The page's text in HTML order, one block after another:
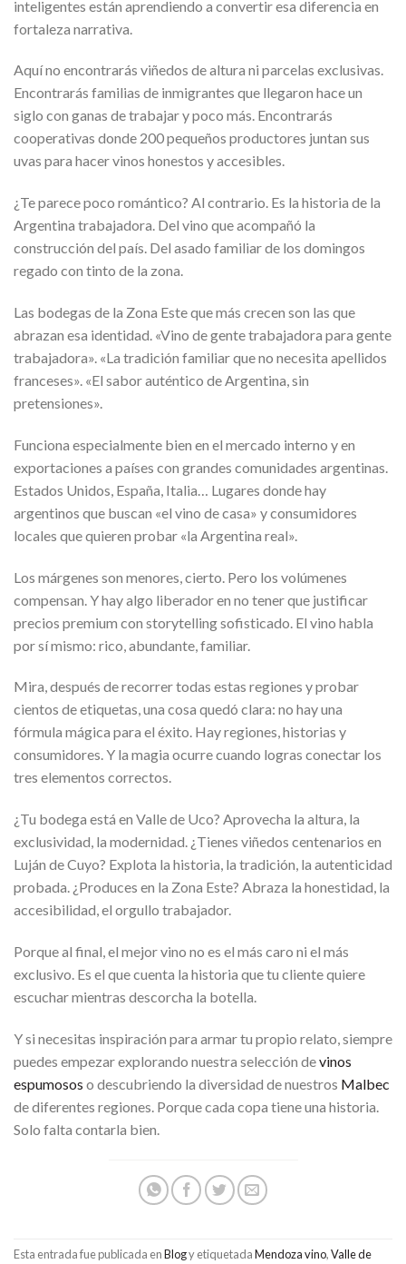
inteligentes están aprendiendo a convertir esa diferencia en
fortaleza narrativa.
Aquí no encontrarás viñedos de altura ni parcelas exclusivas.
Encontrarás familias de inmigrantes que llegaron hace un
siglo con ganas de trabajar y poco más. Encontrarás
cooperativas donde 200 pequeños productores juntan sus
uvas para hacer vinos honestos y accesibles.
¿Te parece poco romántico? Al contrario. Es la historia de la
Argentina trabajadora. Del vino que acompañó la
construcción del país. Del asado familiar de los domingos
regado con tinto de la zona.
Las bodegas de la Zona Este que más crecen son las que
abrazan esa identidad. «Vino de gente trabajadora para gente
trabajadora». «La tradición familiar que no necesita apellidos
franceses». «El sabor auténtico de Argentina, sin
pretensiones».
Funciona especialmente bien en el mercado interno y en
exportaciones a países con grandes comunidades argentinas.
Estados Unidos, España, Italia… Lugares donde hay
argentinos que buscan «el vino de casa» y consumidores
locales que quieren probar «la Argentina real».
Los márgenes son menores, cierto. Pero los volúmenes
compensan. Y hay algo liberador en no tener que justificar
precios premium con storytelling sofisticado. El vino habla
por sí mismo: rico, abundante, familiar.
Mira, después de recorrer todas estas regiones y probar
cientos de etiquetas, una cosa quedó clara: no hay una
fórmula mágica para el éxito. Hay regiones, historias y
consumidores. Y la magia ocurre cuando logras conectar los
tres elementos correctos.
¿Tu bodega está en Valle de Uco? Aprovecha la altura, la
exclusividad, la modernidad. ¿Tienes viñedos centenarios en
Luján de Cuyo? Explota la historia, la tradición, la autenticidad
probada. ¿Produces en la Zona Este? Abraza la honestidad, la
accesibilidad, el orgullo trabajador.
Porque al final, el mejor vino no es el más caro ni el más
exclusivo. Es el que cuenta la historia que tu cliente quiere
escuchar mientras descorcha la botella.
Y si necesitas inspiración para armar tu propio relato, siempre
puedes empezar explorando nuestra selección devinos
espumosos o descubriendo la diversidad de nuestros Malbec
de diferentes regiones. Porque cada copa tiene una historia.
Solo falta contarla bien.
Esta entrada fue publicada enBlogy etiquetadaMendoza vino,Valle de